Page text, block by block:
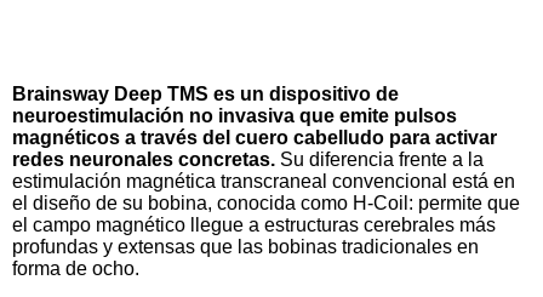
Brainsway Deep TMS es un dispositivo de
neuroestimulación no invasiva que emite pulsos
magnéticos a través del cuero cabelludo para activar
redes neuronales concretas. Su diferencia frente a la
estimulación magnética transcraneal convencional está en
el diseño de su bobina, conocida como H-Coil: permite que
el campo magnético llegue a estructuras cerebrales más
profundas y extensas que las bobinas tradicionales en
forma de ocho.